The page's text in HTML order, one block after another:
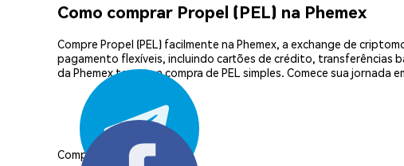
Como comprar Propel (PEL) na Phemex
Compre Propel (PEL) facilmente na Phemex, a exchange de
pagamento flexíveis, incluindo cartões de crédito, transferências
da Phemex tornam a compra de PEL simples. Comece sua
Compartilhar: